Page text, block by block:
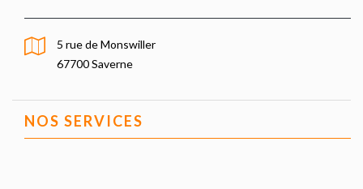
5 rue de Monswiller
67700 Saverne
NOS SERVICES